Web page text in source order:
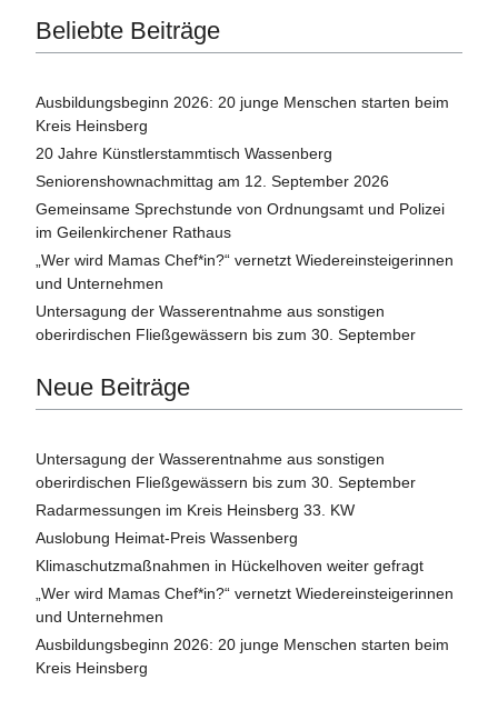
Beliebte Beiträge
Ausbildungsbeginn 2026: 20 junge Menschen starten beim
Kreis Heinsberg
20 Jahre Künstlerstammtisch Wassenberg
Seniorenshownachmittag am 12. September 2026
Gemeinsame Sprechstunde von Ordnungsamt und Polizei
im Geilenkirchener Rathaus
„Wer wird Mamas Chef*in?“ vernetzt Wiedereinsteigerinnen
und Unternehmen
Untersagung der Wasserentnahme aus sonstigen
oberirdischen Fließgewässern bis zum 30. September
Neue Beiträge
Untersagung der Wasserentnahme aus sonstigen
oberirdischen Fließgewässern bis zum 30. September
Radarmessungen im Kreis Heinsberg 33. KW
Auslobung Heimat-Preis Wassenberg
Klimaschutzmaßnahmen in Hückelhoven weiter gefragt
„Wer wird Mamas Chef*in?“ vernetzt Wiedereinsteigerinnen
und Unternehmen
Ausbildungsbeginn 2026: 20 junge Menschen starten beim
Kreis Heinsberg